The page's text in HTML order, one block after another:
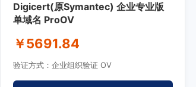
Digicert(原Symantec) 企业专业版
单域名 ProOV
￥5691.84
验证方式：企业组织验证 OV